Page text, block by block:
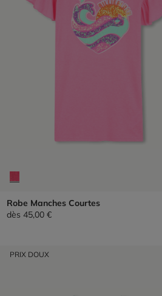
Robe Manches Courtes
dès 45,00 €
PRIX DOUX